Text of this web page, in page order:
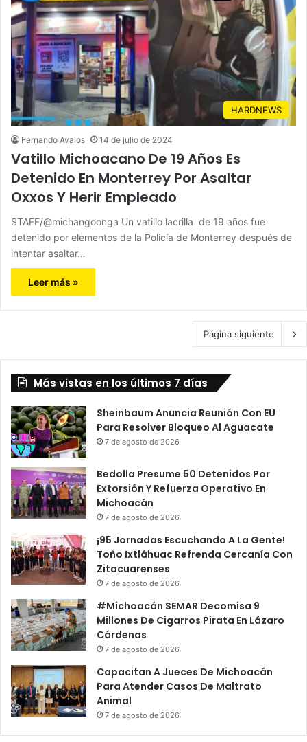
HARDNEWS
Fernando Avalos 14 de julio de 2024
Vatillo Michoacano De 19 Años Es
Detenido En Monterrey Por Asaltar
Oxxos Y Herir Empleado
STAFF/@michangoonga Un vatillo lacrilla de 19 años fue
detenido por elementos de la Policía de Monterrey después de
intentar asaltar…
Leer más »
Página siguiente
Más vistas en los últimos 7 días
Sheinbaum Anuncia Reunión Con EU
Para Resolver Bloqueo Al Aguacate
7 de agosto de 2026
Bedolla Presume 50 Detenidos Por
Extorsión Y Refuerza Operativo En
Michoacán
7 de agosto de 2026
¡95 Jornadas Escuchando A La Gente!
Toño Ixtláhuac Refrenda Cercanía Con
Zitacuarenses
7 de agosto de 2026
#Michoacán SEMAR Decomisa 9
Millones De Cigarros Pirata En Lázaro
Cárdenas
7 de agosto de 2026
Capacitan A Jueces De Michoacán
Para Atender Casos De Maltrato
Animal
7 de agosto de 2026